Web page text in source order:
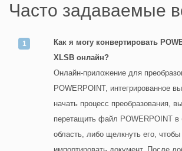
Часто задаваемые
Как я могу конвертировать
XLSB онлайн?
Онлайн-приложение для
POWERPOINT, интегрированное
начать процесс преобразования,
перетащить файл POWERPOINT
область, либо щелкнуть его, чтобы